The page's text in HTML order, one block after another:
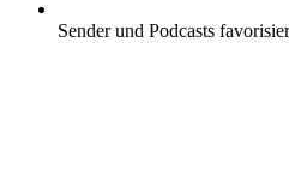
Sender und Podcasts